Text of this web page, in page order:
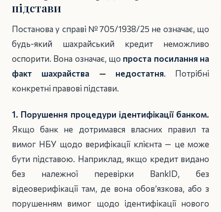
підстави
Постанова у справі №705/1938/25 не означає, що
будь-який шахрайський кредит неможливо
оспорити. Вона означає, що проста посилання на
факт шахрайства — недостатня. Потрібні
конкретні правові підстави.
1. Порушення процедури ідентифікації банком.
Якщо банк не дотримався власних правил та
вимог НБУ щодо верифікації клієнта — це може
бути підставою. Наприклад, якщо кредит видано
без належної перевірки BankID, без
відеоверифікації там, де вона обов’язкова, або з
порушенням вимог щодо ідентифікації нового